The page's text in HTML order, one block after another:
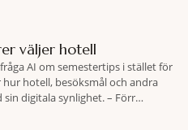
väljer hotell
AI om semestertips i stället för
hotell, besöksmål och andra
digitala synlighet. – Förr